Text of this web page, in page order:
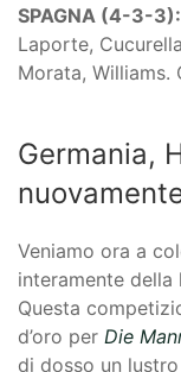
SPAGNA (4-3-3):
Laporte,
Morata, Williams.
Germania,
Veniamo ora a
interamente
Questa
d’oro per Die
di dosso un